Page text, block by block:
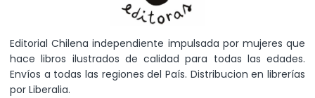
Editorial Chilena independiente impulsada por mujeres que
hace libros ilustrados de calidad para todas las edades.
Envíos a todas las regiones del País. Distribucion en librerías
por Liberalia.